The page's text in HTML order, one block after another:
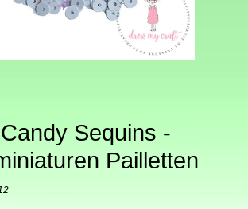
Sequins -
Pailletten